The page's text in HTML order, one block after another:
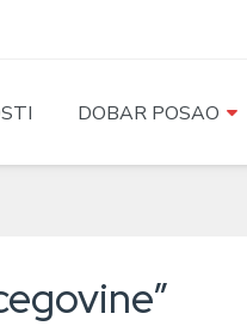
DOBAR POSAO